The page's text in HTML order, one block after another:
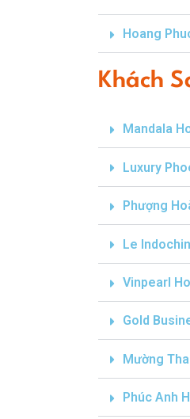
Hoang
Khách
Mandala
Luxury
Phượng
Le
Vinpearl
Gold
Mường
Phúc Anh